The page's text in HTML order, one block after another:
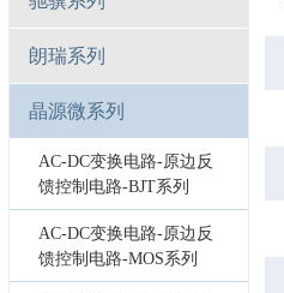
朗瑞系列
晶源微系列
AC-DC变换电路-原边反
馈控制电路-BJT系列
AC-DC变换电路-原边反
馈控制电路-MOS系列